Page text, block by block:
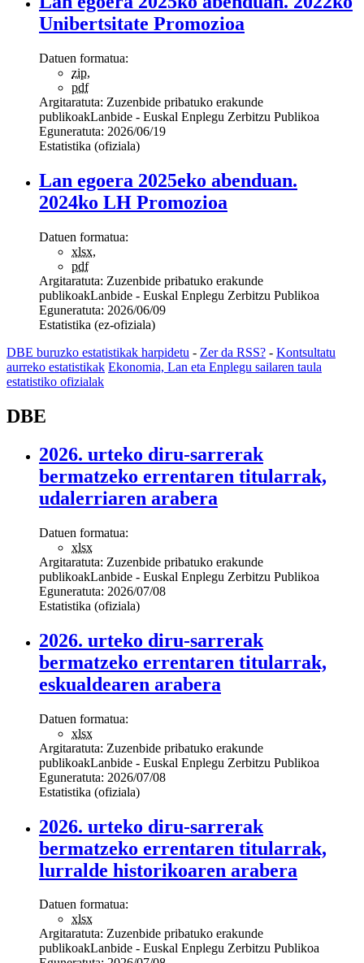
Unibertsitate Promozioa
Datuen formatua:
zip,
pdf
Argitaratuta: Zuzenbide pribatuko erakunde
publikoakLanbide - Euskal Enplegu Zerbitzu Publikoa
Eguneratuta: 2026/06/19
Estatistika (ofiziala)
Lan egoera 2025eko abenduan.
2024ko LH Promozioa
Datuen formatua:
xlsx,
pdf
Argitaratuta: Zuzenbide pribatuko erakunde
publikoakLanbide - Euskal Enplegu Zerbitzu Publikoa
Eguneratuta: 2026/06/09
Estatistika (ez-ofiziala)
DBE buruzko estatistikak harpidetu - Zer da RSS? - Kontsultatu
aurreko estatistikak Ekonomia, Lan eta Enplegu sailaren taula
estatistiko ofizialak
DBE
2026. urteko diru-sarrerak
bermatzeko errentaren titularrak,
udalerriaren arabera
Datuen formatua:
xlsx
Argitaratuta: Zuzenbide pribatuko erakunde
publikoakLanbide - Euskal Enplegu Zerbitzu Publikoa
Eguneratuta: 2026/07/08
Estatistika (ofiziala)
2026. urteko diru-sarrerak
bermatzeko errentaren titularrak,
eskualdearen arabera
Datuen formatua:
xlsx
Argitaratuta: Zuzenbide pribatuko erakunde
publikoakLanbide - Euskal Enplegu Zerbitzu Publikoa
Eguneratuta: 2026/07/08
Estatistika (ofiziala)
2026. urteko diru-sarrerak
bermatzeko errentaren titularrak,
lurralde historikoaren arabera
Datuen formatua:
xlsx
Argitaratuta: Zuzenbide pribatuko erakunde
publikoakLanbide - Euskal Enplegu Zerbitzu Publikoa